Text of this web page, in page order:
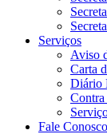
Serviços
Aviso
Carta
Diário
Fale Conosco